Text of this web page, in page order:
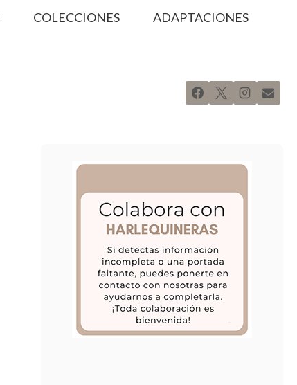
COLECCIONES ADAPTACIONES